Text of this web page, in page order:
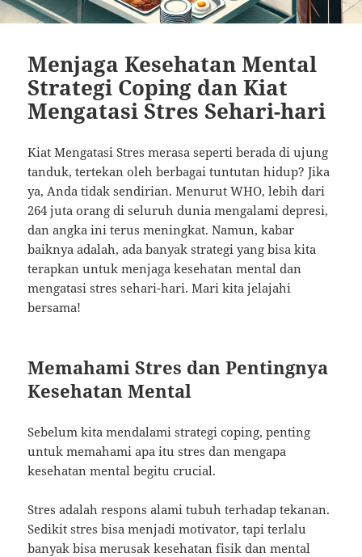
Menjaga Kesehatan Mental
Strategi Coping dan Kiat
Mengatasi Stres Sehari-hari
Kiat Mengatasi Stres merasa seperti berada di ujung
tanduk, tertekan oleh berbagai tuntutan hidup? Jika
ya, Anda tidak sendirian. Menurut WHO, lebih dari
264 juta orang di seluruh dunia mengalami depresi,
dan angka ini terus meningkat. Namun, kabar
baiknya adalah, ada banyak strategi yang bisa kita
terapkan untuk menjaga kesehatan mental dan
mengatasi stres sehari-hari. Mari kita jelajahi
bersama!
Memahami Stres dan Pentingnya
Kesehatan Mental
Sebelum kita mendalami strategi coping, penting
untuk memahami apa itu stres dan mengapa
kesehatan mental begitu crucial.
Stres adalah respons alami tubuh terhadap tekanan.
Sedikit stres bisa menjadi motivator, tapi terlalu
banyak bisa merusak kesehatan fisik dan mental